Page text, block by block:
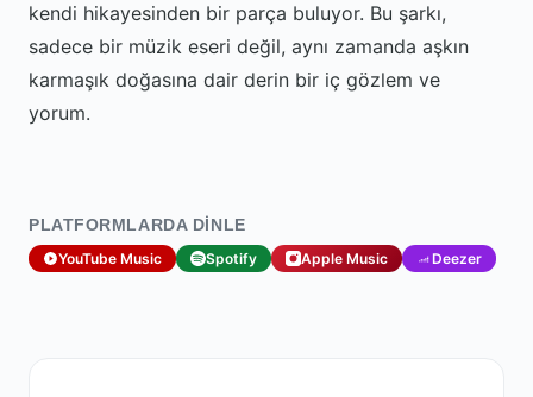
kendi hikayesinden bir parça buluyor. Bu şarkı,
sadece bir müzik eseri değil, aynı zamanda aşkın
karmaşık doğasına dair derin bir iç gözlem ve
yorum.
PLATFORMLARDA DINLE
YouTube Music Spotify Apple Music Deezer